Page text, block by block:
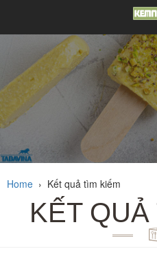
Home › Kết quả tìm kiếm
KẾT